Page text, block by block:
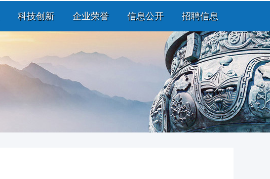
科技创新 企业荣誉 信息公开 招聘信息